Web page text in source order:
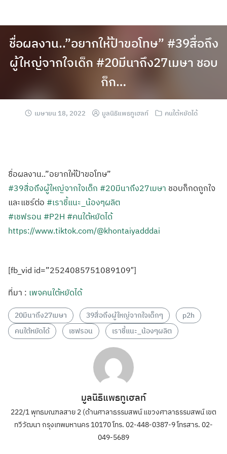
ชื่อผลงาน..”อยากให้ป้าขอโทษ” #39สื่อถึง
ผู้ใหญ่จากใจเด็ก #20มีนาถึง27เมษา ชอบ
ก็ก…
เมษายน 18, 2022 มูลนิธิแพธทูเฮลท์ คนใต้หยัดได้
ชื่อผลงาน..”อยากให้ป้าขอโทษ”
#39สื่อถึงผู้ใหญ่จากใจเด็ก #20มีนาถึง27เมษา ชอบก็กดถูกใจ
และแชร์ต่อ #เราชี้แนะ_น้องๆผลิต
#เชฟรอน #P2H #คนใต้หยัดได้
https://www.tiktok.com/@khontaiyadddai
[fb_vid id=”2524085751089109″]
ที่มา : เพจคนใต้หยัดได้
20มีนาถึง27เมษา 39สื่อถึงผู้ใหญ่จากใจเด็กๆ
p2h
คนใต้หยัดได้
เชฟรอน เราชี้แนะ_น้องๆผลิต
มูลนิธิแพธทูเฮลท์
222/1 พุทธมณฑลสาย 2 (ด้านศาลาธรรมสพน์ แขวงศาลาธรรมสพน์ เขต
ทวีวัฒนา กรุงเทพมหานคร 10170 โทร. 02-448-0387-9 โทรสาร. 02-
049-5689